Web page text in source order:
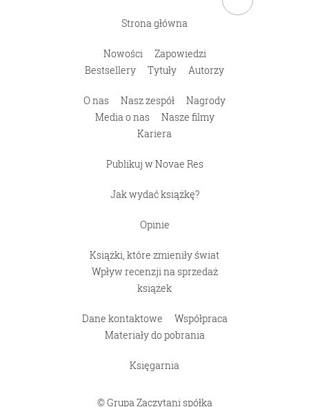
Strona główna
Nowości
Zapowiedzi
Bestsellery
Tytuły Autorzy
O nas Nasz zespół
Nagrody
Media o nas
Nasze filmy
Kariera
Publikuj w Novae Res
Jak wydać książkę?
Opinie
Książki, które zmieniły świat
Wpływ recenzji na sprzedaż
książek
Dane kontaktowe
Współpraca
Materiały do pobrania
Księgarnia
© Grupa Zaczytani spółka